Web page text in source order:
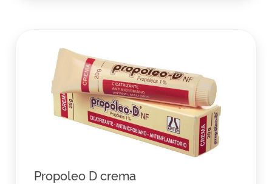
Propoleo D crema